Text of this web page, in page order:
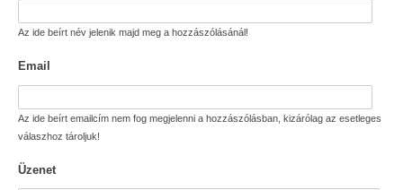
Az ide beírt név jelenik majd meg a hozzászólásánál!
Email
Az ide beírt emailcím nem fog megjelenni a hozzászólásban, kizárólag az esetleges
válaszhoz tároljuk!
Üzenet